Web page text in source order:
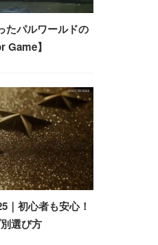
たパルワールドの
Game】
｜初心者も安心！
選び方